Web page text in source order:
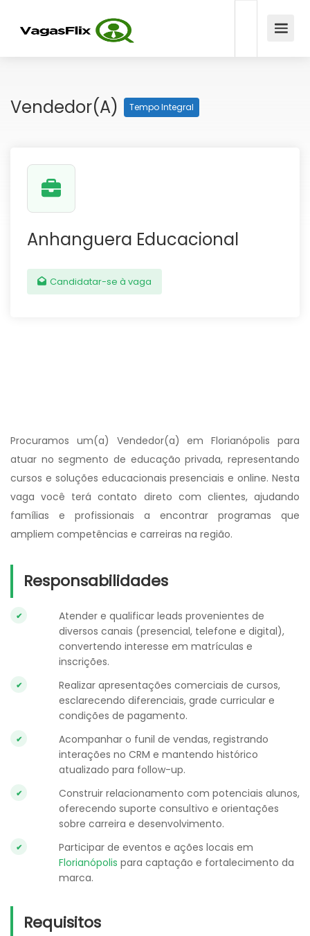
Vendedor(a) Tempo Integral
Anhanguera Educacional
Candidatar-se à vaga
Procuramos um(a) Vendedor(a) em Florianópolis para
atuar no segmento de educação privada, representando
cursos e soluções educacionais presenciais e online. Nesta
vaga você terá contato direto com clientes, ajudando
famílias e profissionais a encontrar programas que
ampliem competências e carreiras na região.
Responsabilidades
Atender e qualificar leads provenientes de
diversos canais (presencial, telefone e digital),
convertendo interesse em matrículas e
inscrições.
Realizar apresentações comerciais de cursos,
esclarecendo diferenciais, grade curricular e
condições de pagamento.
Acompanhar o funil de vendas, registrando
interações no CRM e mantendo histórico
atualizado para follow-up.
Construir relacionamento com potenciais alunos,
oferecendo suporte consultivo e orientações
sobre carreira e desenvolvimento.
Participar de eventos e ações locais em
Florianópolis para captação e fortalecimento da
marca.
Requisitos